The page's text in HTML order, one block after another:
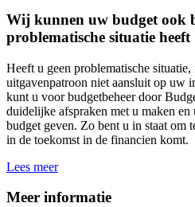
Wij kunnen uw budget ook
problematische situatie heeft
Heeft u geen problematische
uitgavenpatroon niet aansluit op uw
kunt u voor budgetbeheer door
duidelijke afspraken met u maken
budget geven. Zo bent u in staat om
in de toekomst in de financien komt.
Lees meer
Meer informatie